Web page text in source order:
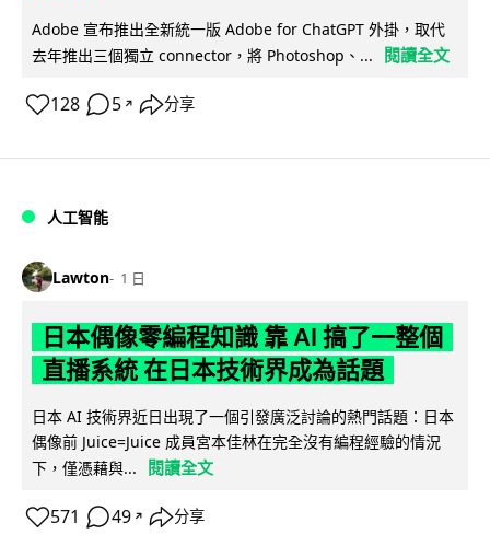
Adobe 宣布推出全新統一版 Adobe for ChatGPT 外掛，取代
去年推出三個獨立 connector，將 Photoshop、...
閱讀全文
128 5 ↗ 分享
人工智能
Lawton 1 日
日本偶像零編程知識 靠 AI 搞了一整個
直播系統 在日本技術界成為話題
日本 AI 技術界近日出現了一個引發廣泛討論的熱門話題：日本
偶像前 Juice=Juice 成員宮本佳林在完全沒有編程經驗的情況
下，僅憑藉與...
閱讀全文
571 49 ↗ 分享